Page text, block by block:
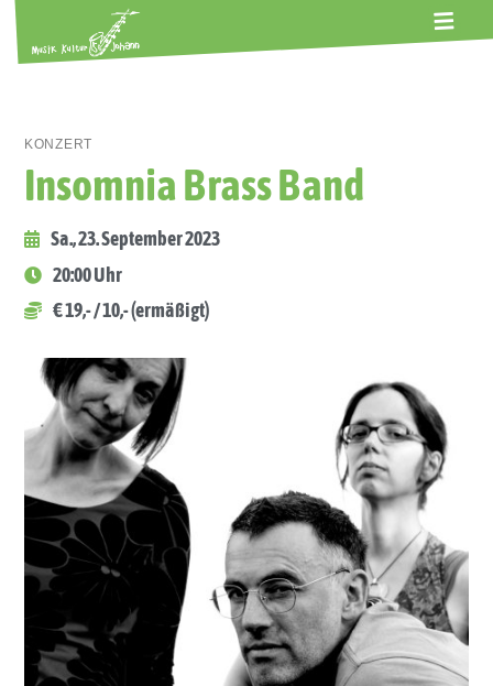
KONZERT
Insomnia Brass Band
Sa., 23. September 2023
20:00 Uhr
€ 19,- / 10,- (ermäßigt)